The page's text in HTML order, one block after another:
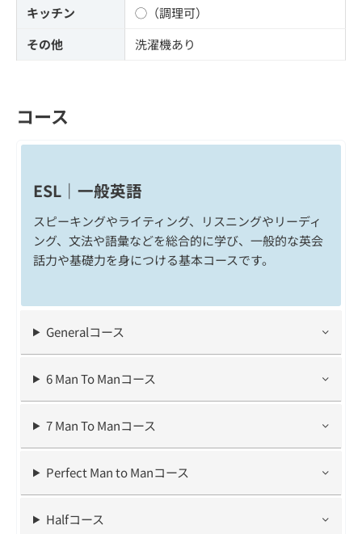
キッチン
◯（調理可）
その他
洗濯機あり
コース
ESL｜一般英語
スピーキングやライティング、リスニングやリーディ
ング、文法や語彙などを総合的に学び、一般的な英会
話力や基礎力を身につける基本コースです。
Generalコース
6 Man To Manコース
7 Man To Manコース
Perfect Man to Manコース
Halfコース